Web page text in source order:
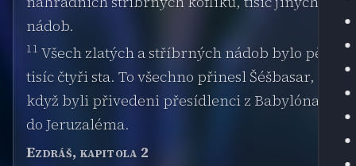
nádob.
11 Všech zlatých a stříbrných nádob bylo pět
tisíc čtyři sta. To všechno přinesl Šéšbasar,
když byli přivedeni přesídlenci z Babylóna
do Jeruzaléma.
Ezdráš, kapitola 2